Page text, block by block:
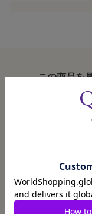
この商品を
ブークレハンカチ